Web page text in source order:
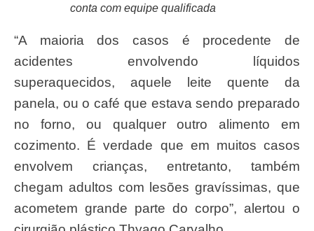
conta com equipe qualificada
“A maioria dos casos é procedente de
acidentes envolvendo líquidos
superaquecidos, aquele leite quente da
panela, ou o café que estava sendo preparado
no forno, ou qualquer outro alimento em
cozimento. É verdade que em muitos casos
envolvem crianças, entretanto, também
chegam adultos com lesões gravíssimas, que
acometem grande parte do corpo”, alertou o